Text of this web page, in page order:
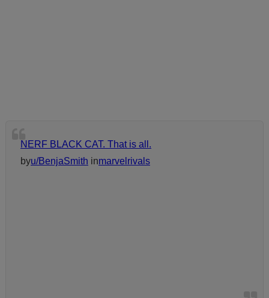
NERF BLACK CAT. That is all.
byu/BenjaSmith inmarvelrivals